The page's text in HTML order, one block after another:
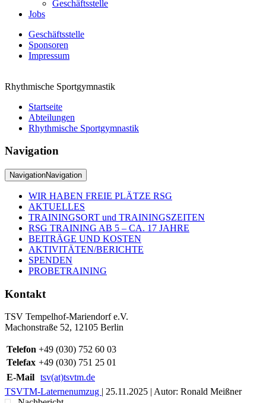
Geschäftsstelle
Jobs
Geschäftsstelle
Sponsoren
Impressum
Rhythmische Sportgymnastik
Startseite
Abteilungen
Rhythmische Sportgymnastik
Navigation
NavigationNavigation
WIR HABEN FREIE PLÄTZE RSG
AKTUELLES
TRAININGSORT und TRAININGSZEITEN
RSG TRAINING AB 5 – CA. 17 JAHRE
BEITRÄGE UND KOSTEN
AKTIVITÄTEN/BERICHTE
SPENDEN
PROBETRAINING
Kontakt
TSV Tempelhof-Mariendorf e.V.
Machonstraße 52, 12105 Berlin
Telefon +49 (030) 752 60 03
Telefax +49 (030) 751 25 01
E-Mail tsv(at)tsvtm.de
TSVTM-Laternenumzug
25.11.2025 | Autor: Ronald Meißner